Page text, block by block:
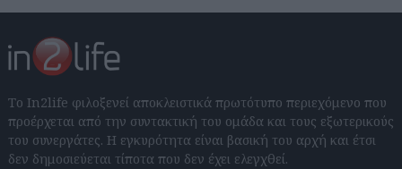
Το In2life φιλοξενεί αποκλειστικά πρωτότυπο περιεχόμενο που
προέρχεται από την συντακτική του ομάδα και τους εξωτερικούς
του συνεργάτες. Η εγκυρότητα είναι βασική του αρχή και έτσι
δεν δημοσιεύεται τίποτα που δεν έχει ελεγχθεί.